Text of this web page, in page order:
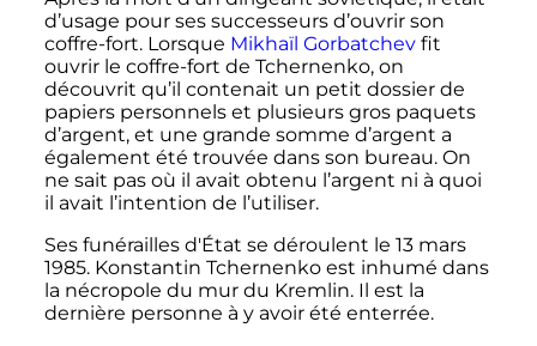
d’usage pour ses successeurs d’ouvrir son
coffre-fort. Lorsque Mikhaïl Gorbatchevfit
ouvrir le coffre-fort de Tchernenko, on
découvrit qu’il contenait un petit dossier de
papiers personnels et plusieurs gros paquets
d’argent, et une grande somme d’argent a
également été trouvée dans son bureau. On
ne sait pas où il avait obtenu l’argent ni à quoi
il avait l’intention de l’utiliser.
Ses funérailles d'État se déroulent le 13 mars
1985. Konstantin Tchernenko est inhumé dans
la nécropole du mur du Kremlin. Il est la
dernière personne à y avoir été enterrée.